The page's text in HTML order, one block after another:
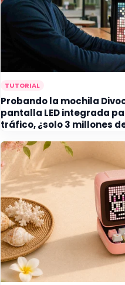
TUTORIAL
Probando la mochila
pantalla LED integrada
tráfico, ¿solo 3 millones